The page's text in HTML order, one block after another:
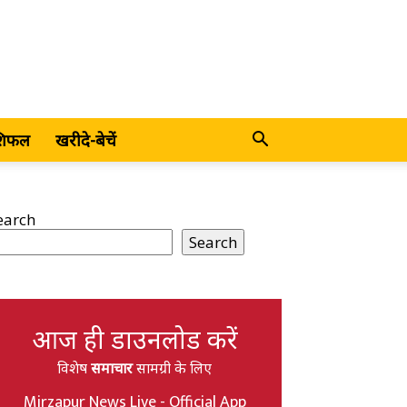
खरीदे-बेचें
Search
आज ही डाउनलोड करें
विशेषसमाचारसामग्री के लिए